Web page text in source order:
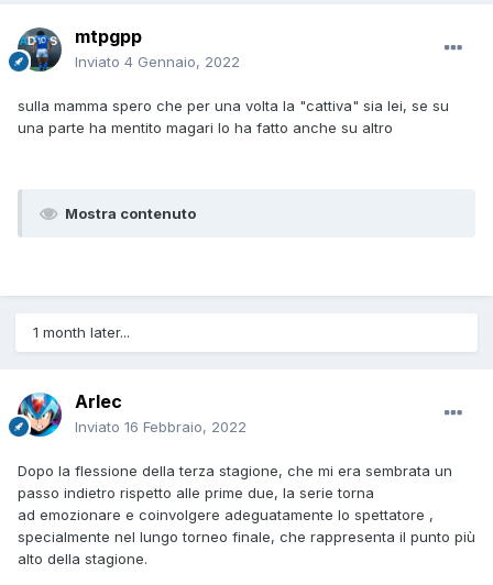
mtpgpp
Inviato 4 Gennaio, 2022
sulla mamma spero che per una volta la "cattiva" sia lei, se su
una parte ha mentito magari lo ha fatto anche su altro
Mostra contenuto
1 month later...
Arlec
Inviato 16 Febbraio, 2022
Dopo la flessione della terza stagione, che mi era sembrata un
passo indietro rispetto alle prime due, la serie torna
ad emozionare e coinvolgere adeguatamente lo spettatore ,
specialmente nel lungo torneo finale, che rappresenta il punto più
alto della stagione.